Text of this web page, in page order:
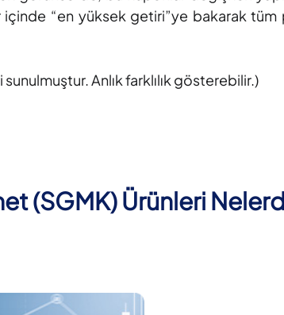
içinde “en yüksek getiri”ye bakarak
Anlık farklılık gösterebilir.)
(SGMK) Ürünleri